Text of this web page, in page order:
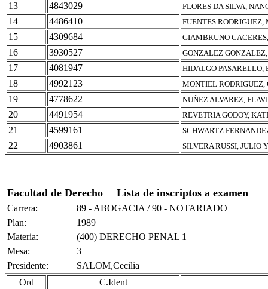
13 4843029 FLORES DA SILVA,
14 4486410 FUENTES
15 4309684 GIAMBRUNO
16 3930527 GONZALEZ
17 4081947 HIDALGO PASARELLO,
18 4992123 MONTIEL
19 4778622 NUÑEZ ALVAREZ,
20 4491954 REVETRIA GODOY,
21 4599161 SCHWARTZ
22 4903861 SILVERA RUSSI, JULIO
Facultad de Derecho Lista de inscriptos a examen
Carrera:
89 - ABOGACIA / 90 - NOTARIADO
Plan:
1989
Materia:
(400) DERECHO PENAL 1
Mesa:
3
Presidente:
SALOM,Cecilia
Ord
C.Ident